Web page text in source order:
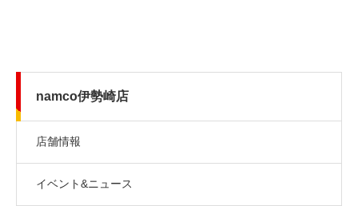
namco伊勢崎店
店舗情報
イベント&ニュース